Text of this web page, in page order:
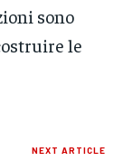
sono
le
NEXT ARTICLE